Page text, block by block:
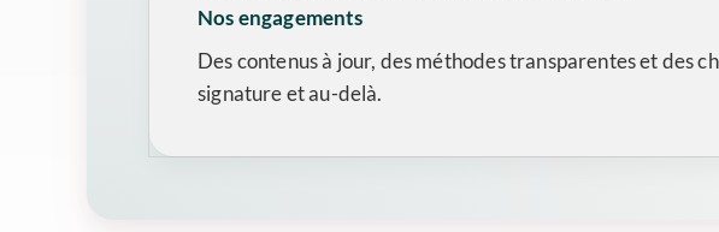
Nos engagements
Des contenus à jour, des méthodes transparentes et des
signature et au-delà.